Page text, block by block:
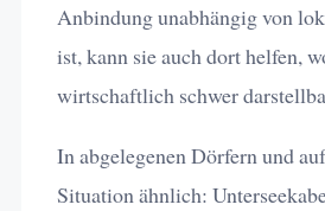
Anbindung unabhängig von
ist, kann sie auch dort helfen,
wirtschaftlich schwer
In abgelegenen Dörfern und
Situation ähnlich: